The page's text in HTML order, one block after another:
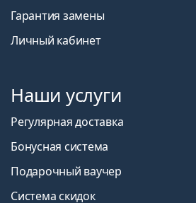
Гарантия замены
Личный кабинет
Наши услуги
Регулярная доставка
Бонусная система
Подарочный ваучер
Система скидок